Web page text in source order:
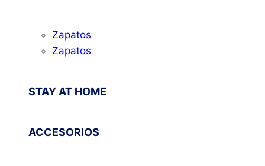
Zapatos
Zapatos
STAY AT HOME
ACCESORIOS